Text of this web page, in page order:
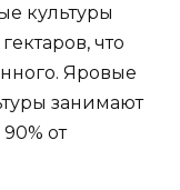
культуры
что
Яровые
занимают
от